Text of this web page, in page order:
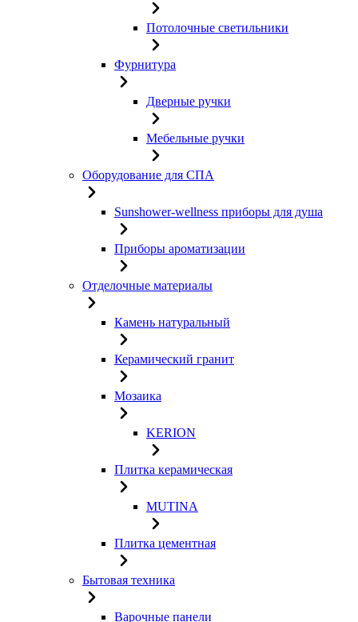
Потолочные светильники
Фурнитура
Дверные ручки
Мебельные ручки
Оборудование для СПА
Sunshower-wellness приборы для душа
Приборы ароматизации
Отделочные материалы
Камень натуральный
Керамический гранит
Мозаика
KERION
Плитка керамическая
MUTINA
Плитка цементная
Бытовая техника
Варочные панели